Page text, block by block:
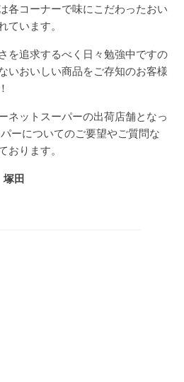
各コーナーで味にこだわったおい
ています。
を追求するべく日々勉強中ですの
いおいしい商品をご存知のお客様
ネットスーパーの出荷店舗となっ
ーについてのご要望やご質問な
おります。
田